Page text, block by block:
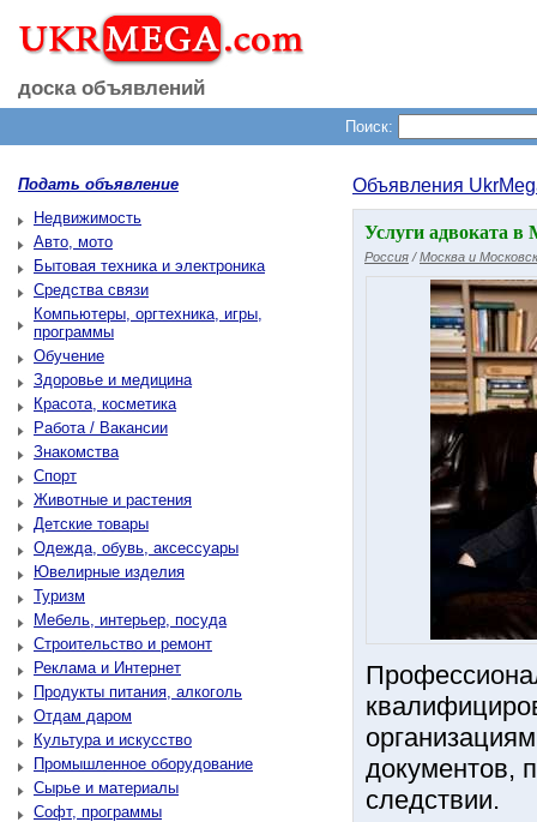
доска объявлений
Поиск:
Подать объявление
Недвижимость
Авто, мото
Бытовая техника и электроника
Средства связи
Компьютеры, оргтехника, игры,
программы
Обучение
Здоровье и медицина
Красота, косметика
Работа / Вакансии
Знакомства
Спорт
Животные и растения
Детские товары
Одежда, обувь, аксессуары
Ювелирные изделия
Туризм
Мебель, интерьер, посуда
Строительство и ремонт
Реклама и Интернет
Продукты питания, алкоголь
Отдам даром
Культура и искусство
Промышленное оборудование
Сырье и материалы
Софт, программы
Объявления
Услуги адвоката в
Россия /Москва и
документов,
следствии.